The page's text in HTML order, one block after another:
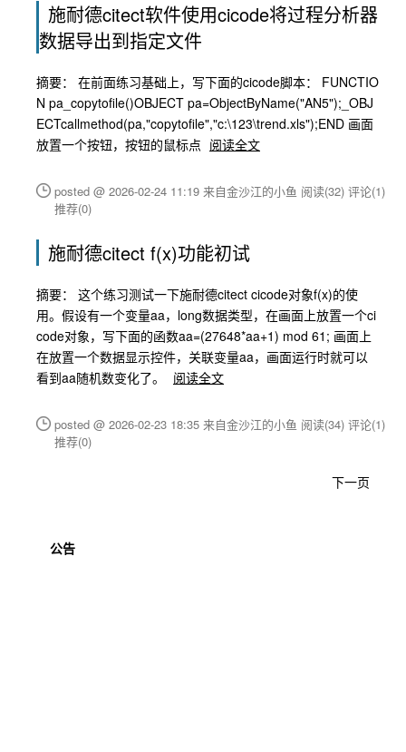
施耐德citect软件使用cicode将过程分析器
数据导出到指定文件
摘要： 在前面练习基础上，写下面的cicode脚本： FUNCTIO
N pa_copytofile()OBJECT pa=ObjectByName("AN5");_OBJ
ECTcallmethod(pa,"copytofile","c:\123\trend.xls");END 画面
放置一个按钮，按钮的鼠标点 阅读全文
posted @ 2026-02-24 11:19 来自金沙江的小鱼 阅读(32) 评论(1)
推荐(0)
施耐德citect f(x)功能初试
摘要： 这个练习测试一下施耐德citect cicode对象f(x)的使
用。假设有一个变量aa，long数据类型，在画面上放置一个ci
code对象，写下面的函数aa=(27648*aa+1) mod 61; 画面上
在放置一个数据显示控件，关联变量aa，画面运行时就可以
看到aa随机数变化了。
阅读全文
posted @ 2026-02-23 18:35 来自金沙江的小鱼 阅读(34) 评论(1)
推荐(0)
下一页
公告